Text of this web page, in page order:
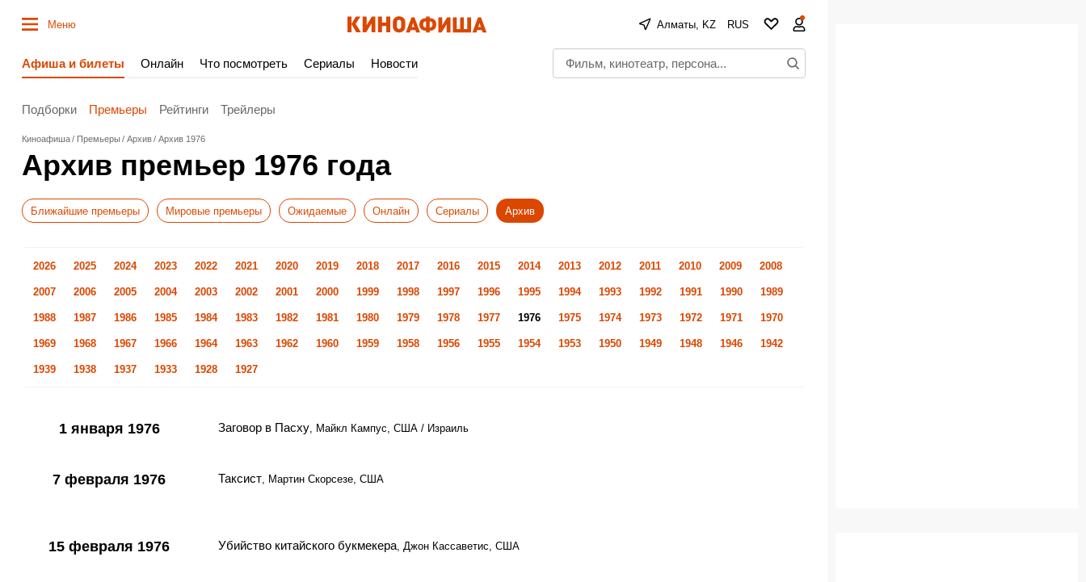
Меню Алматы, KZ RUS
Афиша и билеты Онлайн Что посмотреть Сериалы Новости
Подборки Премьеры Рейтинги Трейлеры
Киноафиша Премьеры Архив Архив 1976
Архив премьер 1976 года
Ближайшие премьеры Мировые премьеры Ожидаемые Онлайн Сериалы Архив
2026 2025 2024 2023 2022 2021 2020 2019 2018 2017 2016 2015 2014 2013 2012 2011 2010 2009 2008
2007 2006 2005 2004 2003 2002 2001 2000 1999 1998 1997 1996 1995 1994 1993 1992 1991 1990 1989
1988 1987 1986 1985 1984 1983 1982 1981 1980 1979 1978 1977 1976 1975 1974 1973 1972 1971 1970
1969 1968 1967 1966 1964 1963 1962 1960 1959 1958 1956 1955 1954 1953 1950 1949 1948 1946 1942
1939 1938 1937 1933 1928 1927
1 января 1976 Заговор в Пасху, Майкл Кампус, США / Израиль
7 февраля 1976 Таксист, Мартин Скорсезе, США
15 февраля 1976 Убийство китайского букмекера, Джон Кассаветис, США